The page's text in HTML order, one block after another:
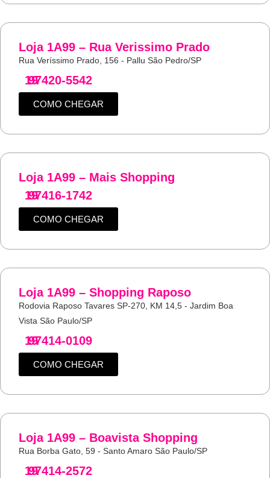
Loja 1A99 – Rua Verissimo Prado
Rua Veríssimo Prado, 156 - Pallu São Pedro/SP
19
97420-5542
COMO CHEGAR
Loja 1A99 – Mais Shopping
19
97416-1742
COMO CHEGAR
Loja 1A99 – Shopping Raposo
Rodovia Raposo Tavares SP-270, KM 14,5 - Jardim Boa
Vista São Paulo/SP
19
97414-0109
COMO CHEGAR
Loja 1A99 – Boavista Shopping
Rua Borba Gato, 59 - Santo Amaro São Paulo/SP
19
97414-2572